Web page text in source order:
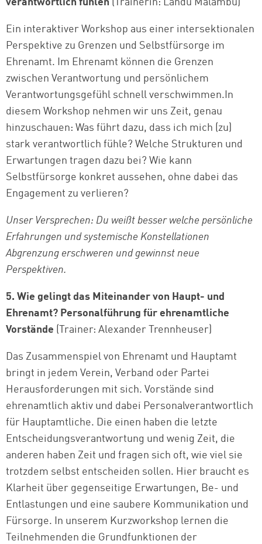
verantwortlich fühlen (Trainerin: Landu Malambu)
Ein interaktiver Workshop aus einer intersektionalen
Perspektive zu Grenzen und Selbstfürsorge im
Ehrenamt. Im Ehrenamt können die Grenzen
zwischen Verantwortung und persönlichem
Verantwortungsgefühl schnell verschwimmen.In
diesem Workshop nehmen wir uns Zeit, genau
hinzuschauen: Was führt dazu, dass ich mich (zu)
stark verantwortlich fühle? Welche Strukturen und
Erwartungen tragen dazu bei? Wie kann
Selbstfürsorge konkret aussehen, ohne dabei das
Engagement zu verlieren?
Unser Versprechen: Du weißt besser welche persönliche
Erfahrungen und systemische Konstellationen
Abgrenzung erschweren und gewinnst neue
Perspektiven.
5. Wie gelingt das Miteinander von Haupt- und
Ehrenamt? Personalführung für ehrenamtliche
Vorstände (Trainer: Alexander Trennheuser)
Das Zusammenspiel von Ehrenamt und Hauptamt
bringt in jedem Verein, Verband oder Partei
Herausforderungen mit sich. Vorstände sind
ehrenamtlich aktiv und dabei Personalverantwortlich
für Hauptamtliche. Die einen haben die letzte
Entscheidungsverantwortung und wenig Zeit, die
anderen haben Zeit und fragen sich oft, wie viel sie
trotzdem selbst entscheiden sollen. Hier braucht es
Klarheit über gegenseitige Erwartungen, Be- und
Entlastungen und eine saubere Kommunikation und
Fürsorge. In unserem Kurzworkshop lernen die
Teilnehmenden die Grundfunktionen der